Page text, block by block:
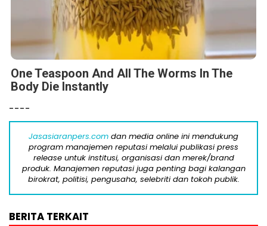
One Teaspoon And All The Worms In The
Body Die Instantly
----
Jasasiaranpers.com dan media online ini mendukung
program manajemen reputasi melalui publikasi press
release untuk institusi, organisasi dan merek/brand
produk. Manajemen reputasi juga penting bagi kalangan
birokrat, politisi, pengusaha, selebriti dan tokoh publik.
BERITA TERKAIT